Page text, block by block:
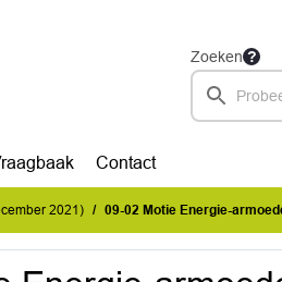
Zoeken
Contact
2021) 09-02 Motie Energie-